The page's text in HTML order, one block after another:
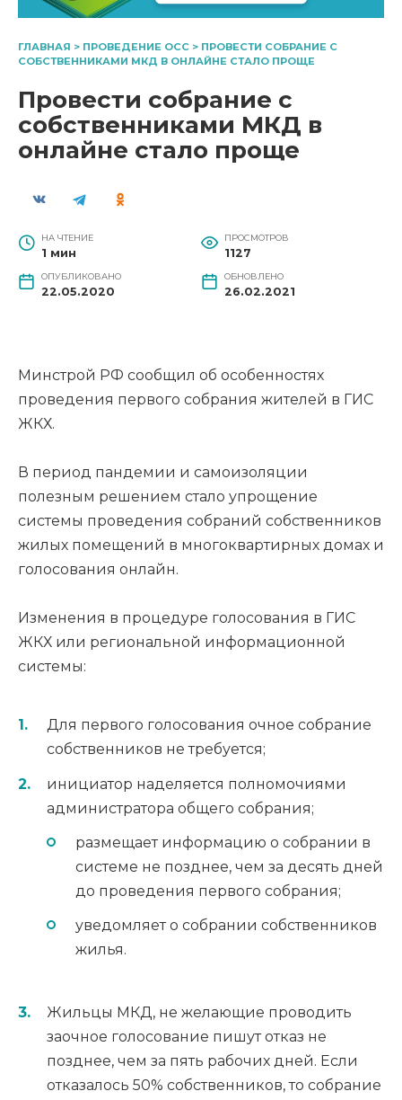
ГЛАВНАЯ > ПРОВЕДЕНИЕ ОСС > ПРОВЕСТИ СОБРАНИЕ С
СОБСТВЕННИКАМИ МКД В ОНЛАЙНЕ СТАЛО ПРОЩЕ
Провести собрание с
собственниками МКД в
онлайне стало проще
НА ЧТЕНИЕ
1 мин
ПРОСМОТРОВ
1127
ОПУБЛИКОВАНО
22.05.2020
ОБНОВЛЕНО
26.02.2021
Минстрой РФ сообщил об особенностях
проведения первого собрания жителей в ГИС
ЖКХ.
В период пандемии и самоизоляции
полезным решением стало упрощение
системы проведения собраний собственников
жилых помещений в многоквартирных домах и
голосования онлайн.
Изменения в процедуре голосования в ГИС
ЖКХ или региональной информационной
системы:
Для первого голосования очное собрание
собственников не требуется;
инициатор наделяется полномочиями
администратора общего собрания;
размещает информацию о собрании в
системе не позднее, чем за десять дней
до проведения первого собрания;
уведомляет о собрании собственников
жилья.
Жильцы МКД, не желающие проводить
заочное голосование пишут отказ не
позднее, чем за пять рабочих дней. Если
отказалось 50% собственников, то собрание